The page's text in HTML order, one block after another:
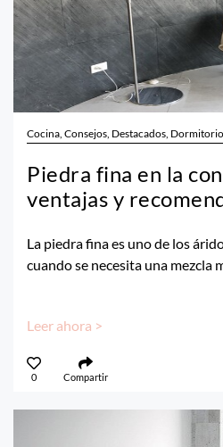
Cocina, Consejos, Destacados,
Piedra fina en la
ventajas y
La piedra fina es uno de los
cuando se necesita una mezcla
Leer ahora >
0 Compartir